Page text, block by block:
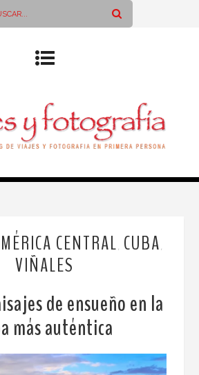
CENTRAL CUBA
VIÑALES
de ensueño en la
más auténtica